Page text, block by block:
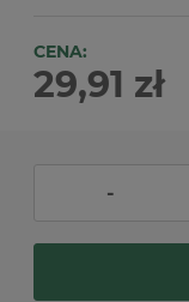
CENA:
29,91 zł
-